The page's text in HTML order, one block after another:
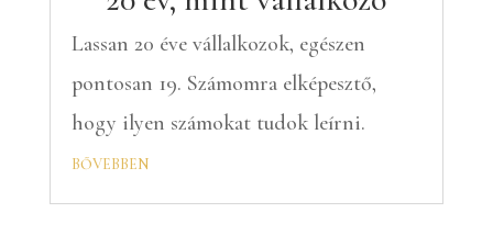
Lassan 20 éve vállalkozok, egészen
pontosan 19. Számomra elképesztő,
hogy ilyen számokat tudok leírni.
bővebben